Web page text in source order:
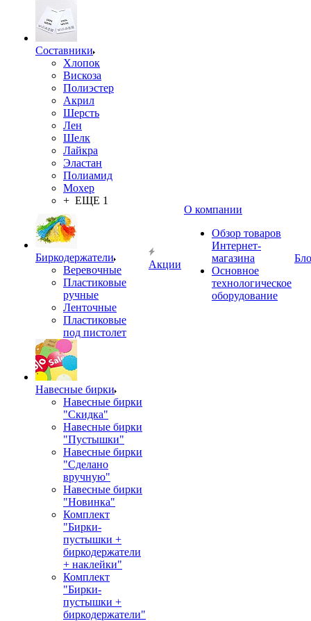
Составники
Хлопок
Вискоза
Полиэстер
Акрил
Шерсть
Лен
Шелк
Лайкра
Эластан
Полиамид
Мохер
+ ЕЩЕ 1
Биркодержатели
Веревочные
Пластиковые
ручные
Ленточные
Пластиковые
под пистолет
Навесные бирки
Навесные бирки
"Скидка"
Навесные бирки
"Пустышки"
Навесные бирки
"Сделано
вручную"
Навесные бирки
"Новинка"
Комплект
"Бирки-
пустышки +
биркодержатели
+ наклейки"
Комплект
"Бирки-
пустышки +
биркодержатели"
Акции
О компании
Обзор товаров
Интернет-
магазина
Основное
технологическое
оборудование